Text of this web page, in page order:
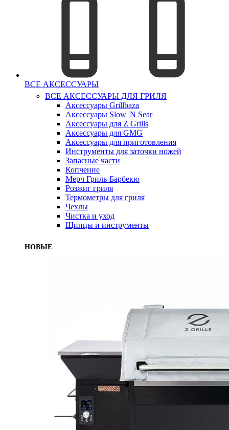
ВСЕ АКСЕССУАРЫ
ВСЕ АКСЕССУАРЫ ДЛЯ ГРИЛЯ
Аксессуары Grillbaza
Аксессуары Slow 'N Sear
Аксессуары для Z Grills
Аксессуары для GMG
Аксессуары для приготовления
Инструменты для заточки ножей
Запасные части
Копчение
Мерч Гриль-Барбекю
Розжиг гриля
Термометры для гриля
Чехлы
Чистка и уход
Щипцы и инструменты
НОВЫЕ